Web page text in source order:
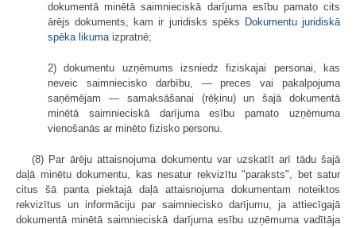
dokumentā minētā saimnieciskā darījuma esību pamato cits
ārējs dokuments, kam ir juridisks spēks Dokumentu juridiskā
spēka likumaizpratnē;
2) dokumentu uzņēmums izsniedz fiziskajai personai, kas
neveic saimniecisko darbību, — preces vai pakalpojuma
saņēmējam — samaksāšanai (rēķinu) un šajā dokumentā
minētā saimnieciskā darījuma esību pamato uzņēmuma
vienošanās ar minēto fizisko personu.
(8) Par ārēju attaisnojuma dokumentu var uzskatīt arī tādu šajā
daļā minētu dokumentu, kas nesatur rekvizītu "paraksts", bet satur
citus šā panta piektajā daļā attaisnojuma dokumentam noteiktos
rekvizītus un informāciju par saimniecisko darījumu, ja attiecīgajā
dokumentā minētā saimnieciskā darījuma esību uzņēmuma vadītāja